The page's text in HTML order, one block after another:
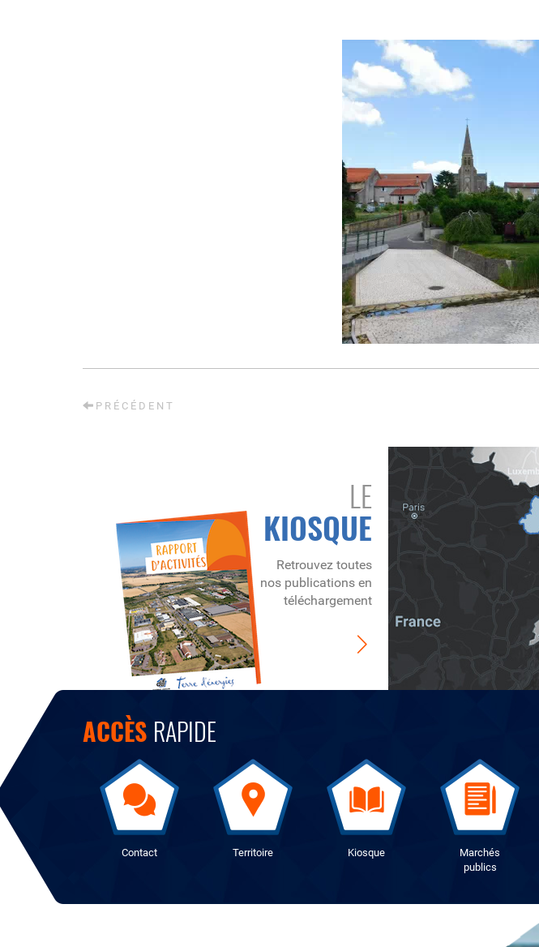
PRÉCÉDENT
LE
KIOSQUE
Retrouvez toutes
nos publications en
téléchargement
ACCÈS RAPIDE
Contact Territoire Kiosque
Marchés
publics